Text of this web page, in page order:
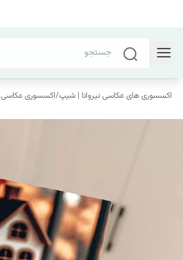
اکسسوری های عکاسی نیروانا | شیپ/اکسسوری عکاسی